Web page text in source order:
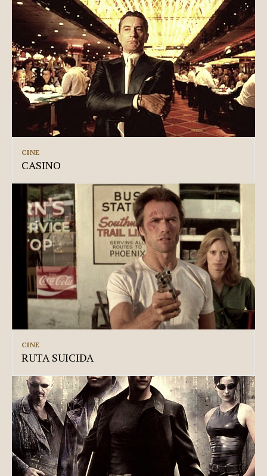
CINE
CASINO
CINE
RUTA SUICIDA